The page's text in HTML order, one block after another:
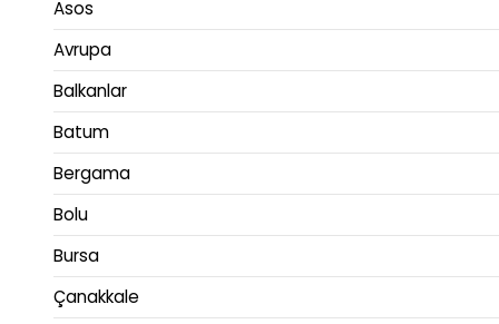
Asos
Avrupa
Balkanlar
Batum
Bergama
Bolu
Bursa
Çanakkale